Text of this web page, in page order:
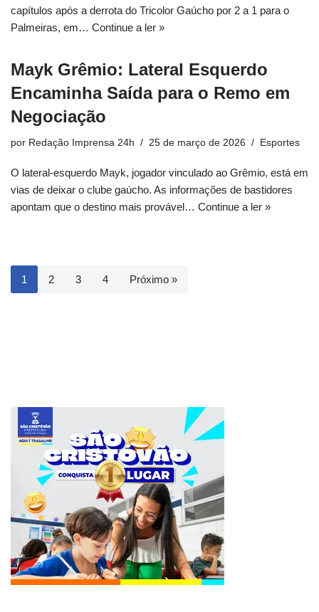
capítulos após a derrota do Tricolor Gaúcho por 2 a 1 para o
Palmeiras, em… Continue a ler »
Mayk Grêmio: Lateral Esquerdo
Encaminha Saída para o Remo em
Negociação
por Redação Imprensa 24h 25 de março de 2026 Esportes
O lateral-esquerdo Mayk, jogador vinculado ao Grêmio, está em
vias de deixar o clube gaúcho. As informações de bastidores
apontam que o destino mais provável… Continue a ler »
1 2 3 4 Próximo »